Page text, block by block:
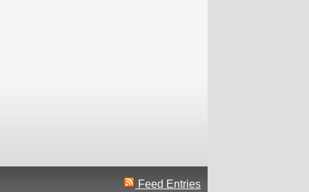
Feed Entries